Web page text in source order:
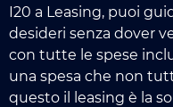
I20 a Leasing, puoi
desideri senza dover
con tutte le spese
una spesa che non
questo il leasing è la